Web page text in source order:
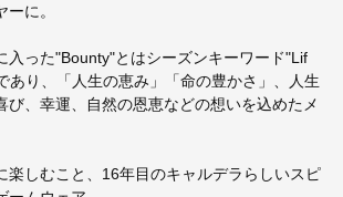
に。
入った"Bounty"とはシーズンキーワード"Lif
あり、「人生の恵み」「命の豊かさ」、人生
び、幸運、自然の恩恵などの想いを込めたメ
楽しむこと、16年目のキャルデラらしいスピ